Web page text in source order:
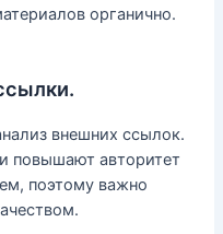
органично.
внешних ссылок.
повышают авторитет
поэтому важно